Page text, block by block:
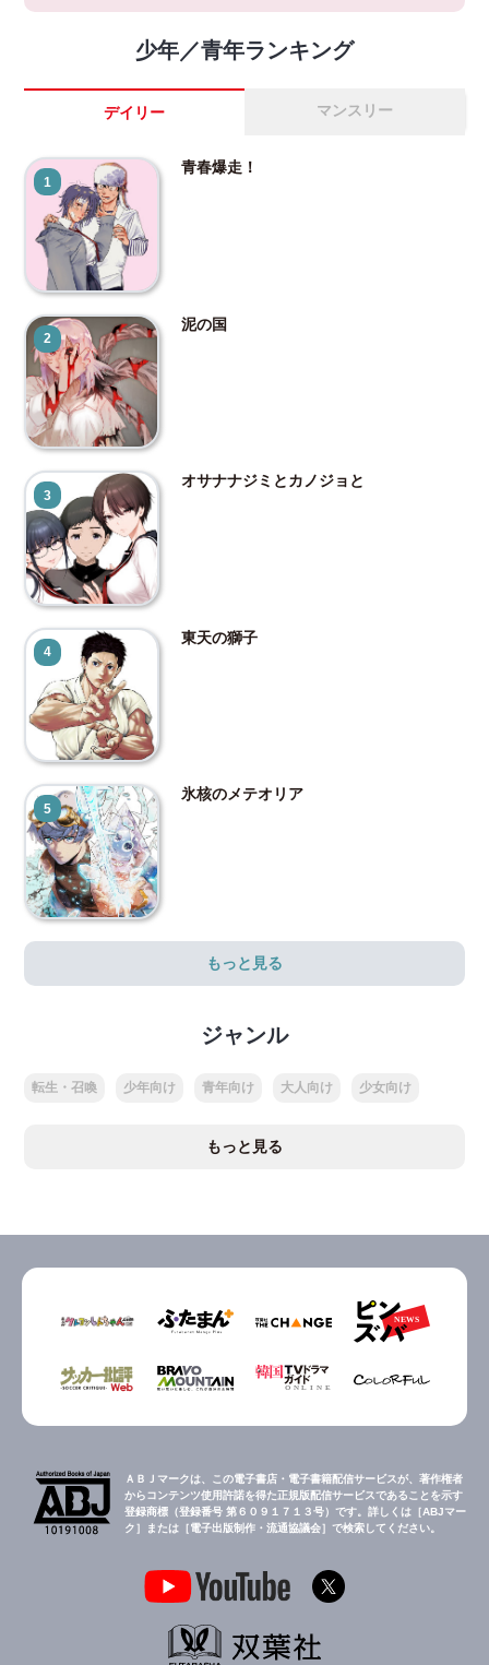
少年／青年ランキング
デイリー マンスリー
1
青春爆走！
2
泥の国
3
オサナナジミとカノジョと
4
東天の獅子
5
氷核のメテオリア
もっと見る
ジャンル
転生・召喚 少年向け 青年向け 大人向け 少女向け
もっと見る
ＡＢＪマークは、この電子書店・電子書籍配信サービスが、著作権者
からコンテンツ使用許諾を得た正規版配信サービスであることを示す
登録商標（登録番号 第６０９１７１３号）です。詳しくは［ABJマー
ク］または［電子出版制作・流通協議会］で検索してください。